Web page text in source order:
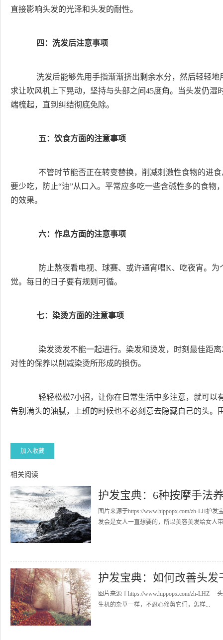
直接影响头发的光泽和头发的耐性。
四：洗发后注意事项
洗发后能够先用手指渐渐挤出剩余水分，然后轻轻
求让吹风机上下晃动，坚持与头部之间45度角。当头发仍
端梳起，直到纠结彻底免除。
五：饮食方面的注意事项
不管时节能否正在转变替换，削减刺激性食物的进
要少吃，防止“油”从口入。平常应多吃一些含碱性多的食
的效果。
六：作息方面的注意事项
防止熬夜看电视、球赛、或许通宵唱K、吃夜宵。为
觉。每日的日子要有规则可循。
七：染烫方面的注意事项
染发烫发不能一起进行。染发和烫发，时刻最佳距离
对性的保养以削减染烫所形成的损伤。
轻轻松松7小招，让你在日常生活中多注意，就可以
告别满头的油腻，上班的时候也不必刻意去隐藏自己的头。
加入收藏
相关阅读
护发宝典：6种按摩手法
图片来源于https://www.hippopx.com/zh-LH护
发会是女人一直想要的，所以美容美发给女人
护发宝典：如何改善头发
图片来源于https://www.hippopx.com/zh-LHZ
生机的杂草一样，不忍心修剪它们，怎样...